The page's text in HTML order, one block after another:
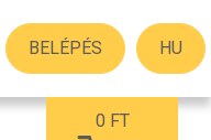
BELÉPÉS HU
0 FT